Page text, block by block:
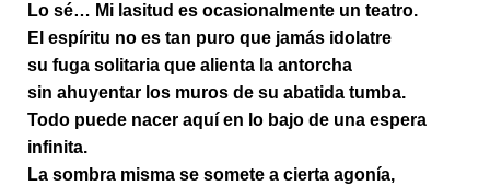
Lo sé… Mi lasitud es ocasionalmente un teatro.
El espíritu no es tan puro que jamás idolatre
su fuga solitaria que alienta la antorcha
sin ahuyentar los muros de su abatida tumba.
Todo puede nacer aquí en lo bajo de una espera
infinita.
La sombra misma se somete a cierta agonía,